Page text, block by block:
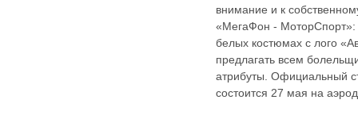
внимание и к
«МегаФон - МоторСпорт»:
белых костюмах с лого
предлагать всем
атрибуты. Официальный
состоится 27 мая на